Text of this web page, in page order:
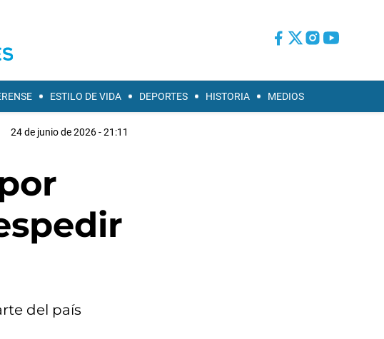
ESTILO DE VIDA DEPORTES HISTORIA MEDIOS
24 de junio de 2026 - 21:11
del país